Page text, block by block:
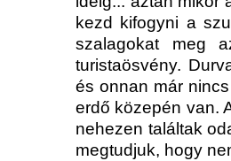
kezd kifogyni a
szalagokat meg
turistaösvény.
és onnan már
erdő közepén van.
nehezen találtak
megtudjuk, hogy